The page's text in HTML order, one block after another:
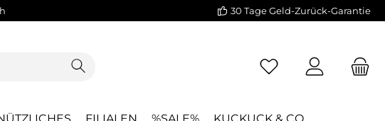
30 Tage Geld-Zurück-Garantie